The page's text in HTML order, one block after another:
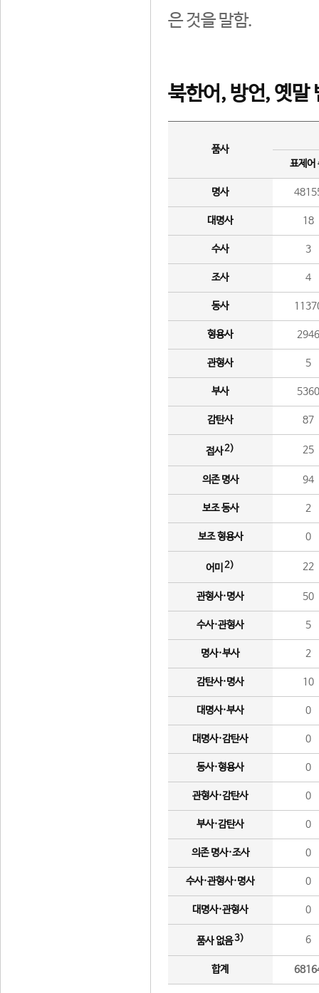
은 것을 말함.
북한어, 방언, 옛말
품사
표제어
명사
대명사 18
수사 3
조사 4
동사
형용사 2946
관형사 5
부사 5360
감탄사 87
접사2) 25
의존 명사 94
보조 동사 2
보조 형용사 0
어미 2) 22
관형사·명사 50
수사·관형사 5
명사·부사 2
감탄사·명사 10
대명사·부사 0
대명사·감탄사 0
동사·형용사 0
관형사·감탄사 0
부사·감탄사 0
의존 명사·조사 0
수사·관형사·명사 0
대명사·관형사 0
품사 없음3) 6
합계